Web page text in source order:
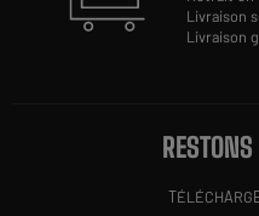
Livraison
Livraison